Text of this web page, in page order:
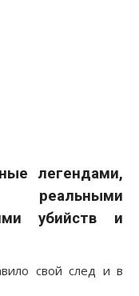
легендами,
убийств и
свой след и в